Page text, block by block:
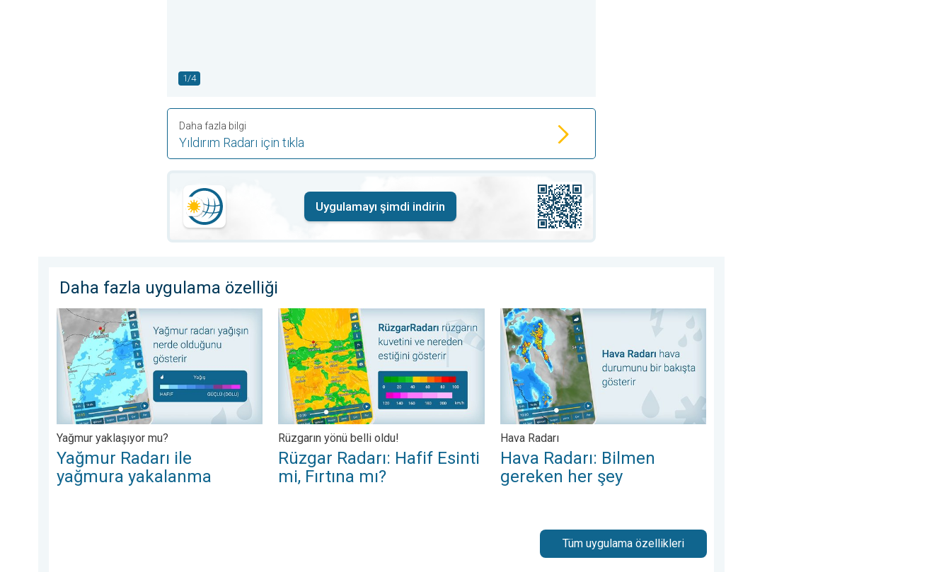
1/4
Yıldırım Radarı için tıkla
Daha fazla bilgi
Uygulamayı şimdi indirin
Daha fazla uygulama özelliği
Yağmur Radarı ile yağmura yakalanma. Yağmur yaklaşıyor mu?. . .
Yağmur yaklaşıyor mu?
Yağmur Radarı ile
yağmura yakalanma
Rüzgar Radarı: Hafif Esinti mi, Fırtına mı?. Rüzgarın yönü belli oldu!. . .
Rüzgarın yönü belli oldu!
Rüzgar Radarı: Hafif Esinti
mi, Fırtına mı?
Hava Radarı: Bilmen gereken her şey. Hava Radarı. . .
Hava Radarı
Hava Radarı: Bilmen
gereken her şey
Tüm uygulama özellikleri